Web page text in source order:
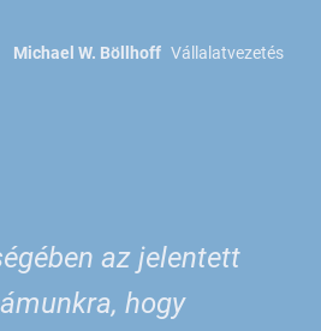
Michael W. Böllhoff Vállalatvezetés
az jelentett
hogy